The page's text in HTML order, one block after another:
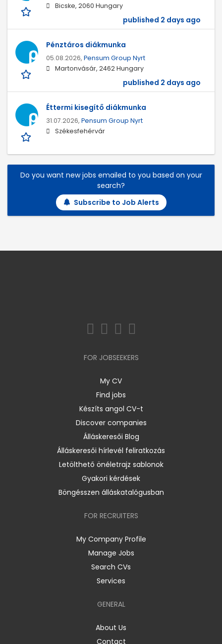
Bicske, 2060 Hungary
published 2 days ago
Pénztáros diákmunka
05.08.2026, Pensum Group Nyrt
Martonvásár, 2462 Hungary
published 2 days ago
Éttermi kisegítő diákmunka
31.07.2026, Pensum Group Nyrt
Székesfehérvár
Do you want new jobs emailed to you based on your
search?
Subscribe to Job Alerts
FOR JOBSEEKERS
My CV
Find jobs
Készíts angol CV-t
Discover companies
Álláskeresői Blog
Álláskeresői hírlevél feliratkozás
Letölthető önéletrajz sablonok
Gyakori kérdések
Böngésszen álláskatalógusban
FOR RECRUITERS
My Company Profile
Manage Jobs
Search CVs
Services
GENERAL
About Us
Contact